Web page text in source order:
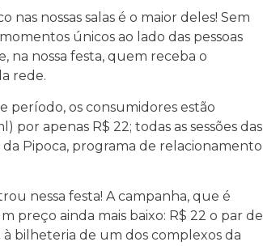
nossas salas é o maior deles! Sem
únicos ao lado das pessoas
na nossa festa, quem receba o
rede.
período, os consumidores estão
apenas R$ 22; todas as sessões das
Pipoca, programa de relacionamento
nessa festa! A campanha, que é
preço ainda mais baixo: R$ 22 o par de
bilheteria de um dos complexos da